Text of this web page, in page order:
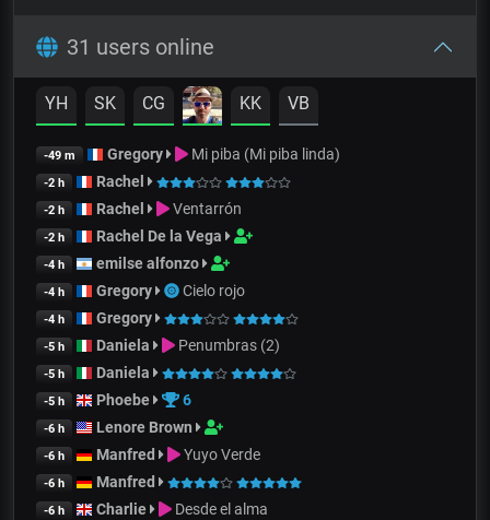
31 users online
YH SK CG KK VB
-49 m Gregory Mi piba (Mi piba linda)
-2 h Rachel
-2 h Rachel Ventarrón
-2 h Rachel De la Vega
-4 h emilse alfonzo
-4 h Gregory Cielo rojo
-4 h Gregory
-5 h Daniela Penumbras (2)
-5 h Daniela
-5 h Phoebe 6
-6 h Lenore Brown
-6 h Manfred Yuyo Verde
-6 h Manfred
-6 h Charlie Desde el alma